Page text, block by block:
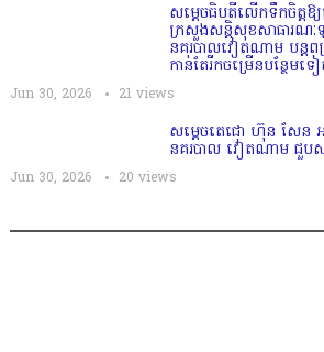
សម្តេច​ធិបតី​លេីកទឹកចិត្ត​ឱ្យ
ក្រសួងសន្តិសុខសាធារណៈ
នគរបាលវៀតណាម បន្តព
កាន់តែរីកចម្រើនបន្ថែមទ
Jun 30, 2026 21 views
សម្តេចតេជោ ហ៊ុន សែន អនុ
នគរបាល វៀតណាម ជួបស
Jun 30, 2026 20 views